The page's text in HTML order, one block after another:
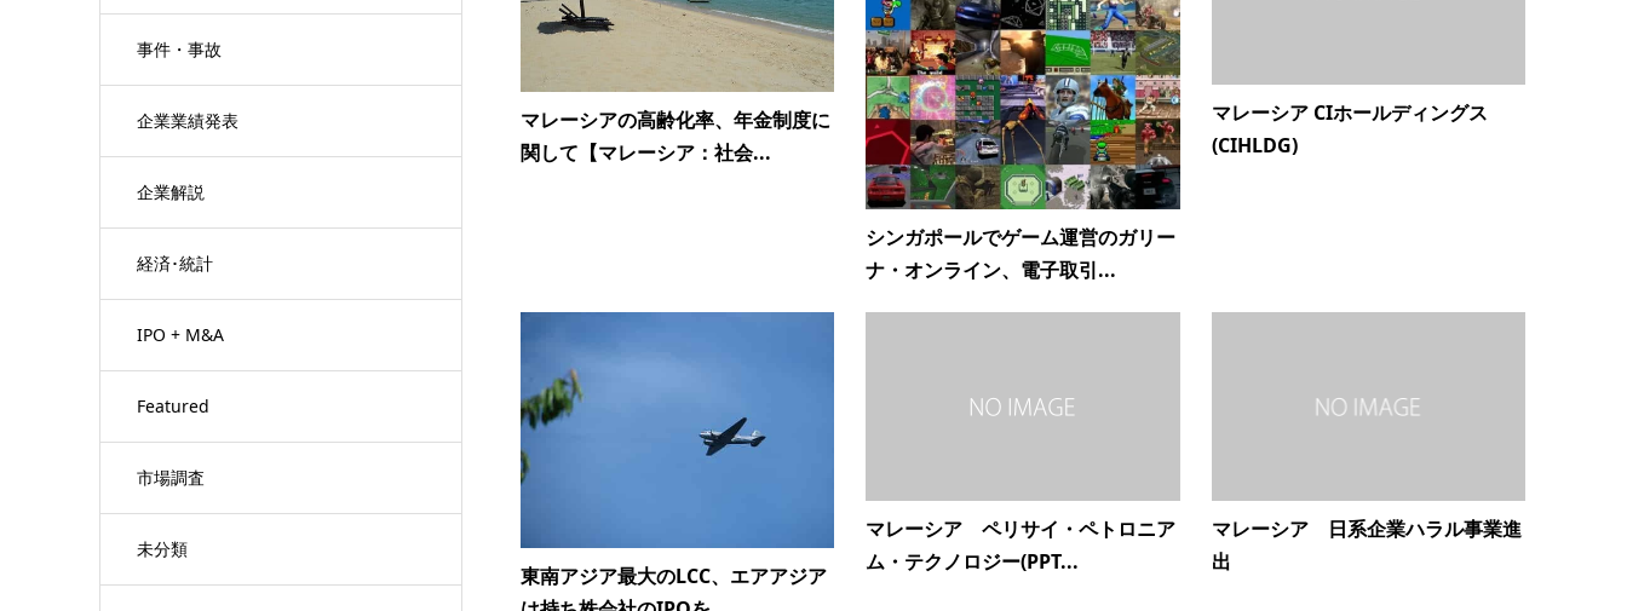
事件・事故
企業業績発表
企業解説
経済･統計
IPO + M&A
Featured
市場調査
未分類
マレーシアの高齢化率、年金制度に
関して【マレーシア：社会...
シンガポールでゲーム運営のガリー
ナ・オンライン、電子取引...
マレーシア CIホールディングス
(CIHLDG)
東南アジア最大のLCC、エアアジア
マレーシア ペリサイ・ペトロニア
ム・テクノロジー(PPT...
マレーシア 日系企業ハラル事業進
出